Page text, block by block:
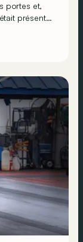
portes et,
présente !
Voici les